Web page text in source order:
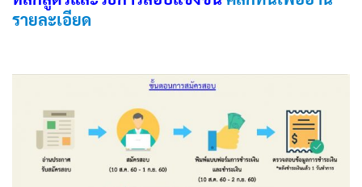
รายละเอียด